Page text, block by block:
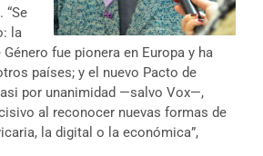
“Se
la
fue pionera en Europa y ha
países; y el nuevo Pacto de
por unanimidad —salvo Vox—,
al reconocer nuevas formas de
la digital o la económica”,